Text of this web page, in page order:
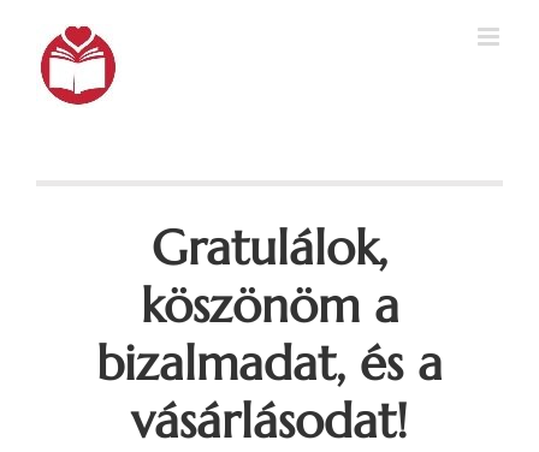
Gratulálok,
köszönöm a
bizalmadat, és a
vásárlásodat!